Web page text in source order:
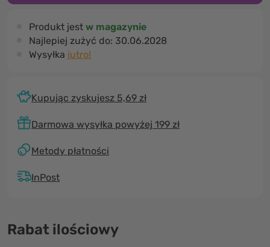
Produkt jest w magazynie
Najlepiej zużyć do: 30.06.2028
Wysyłka jutro!
Kupując zyskujesz 5,69 zł
Darmowa wysyłka powyżej 199 zł
Metody płatności
InPost
Rabat ilościowy